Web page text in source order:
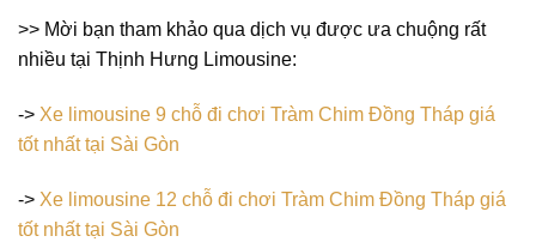
>> Mời bạn tham khảo qua dịch vụ được ưa chuộng rất
nhiều tại Thịnh Hưng Limousine:
-> Xe limousine 9 chỗ đi chơi Tràm Chim Đồng Tháp giá
tốt nhất tại Sài Gòn
-> Xe limousine 12 chỗ đi chơi Tràm Chim Đồng Tháp giá
tốt nhất tại Sài Gòn